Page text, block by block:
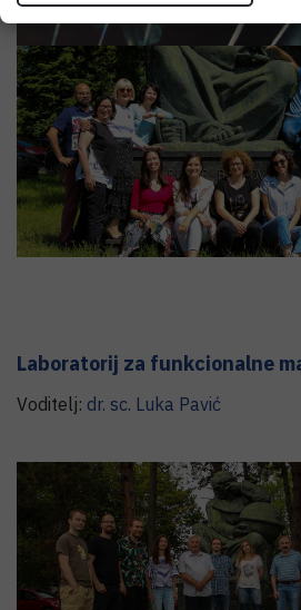
Laboratorij za funkcionalne
Voditelj: dr. sc. Luka Pavić